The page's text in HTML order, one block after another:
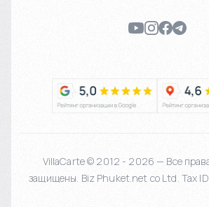
VillaCarte © 2012 - 2026 — Все
защищены. Biz Phuket.net co Ltd. Tax